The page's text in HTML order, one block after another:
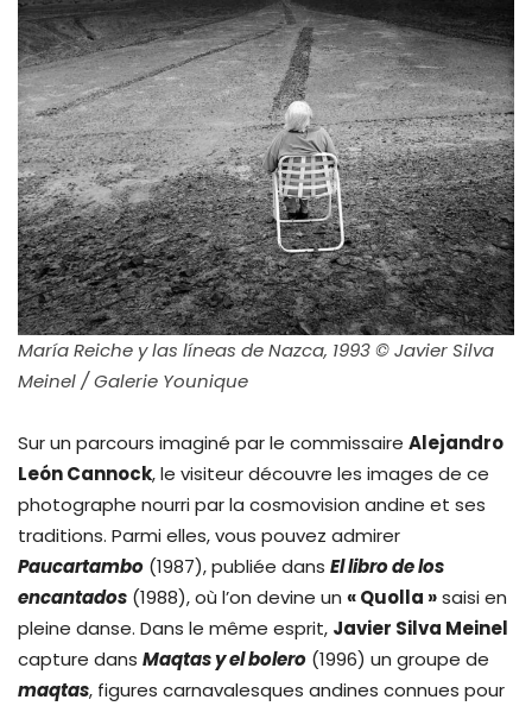
María Reiche y las líneas de Nazca, 1993 © Javier Silva
Meinel / Galerie Younique
Sur un parcours imaginé par le commissaire Alejandro
León Cannock, le visiteur découvre les images de ce
photographe nourri par la cosmovision andine et ses
traditions. Parmi elles, vous pouvez admirer
Paucartambo (1987), publiée dans El libro de los
encantados (1988), où l’on devine un « Quolla »saisi en
pleine danse. Dans le même esprit, Javier Silva Meinel
capture dans Maqtas y el bolero (1996) un groupe de
maqtas, figures carnavalesques andines connues pour